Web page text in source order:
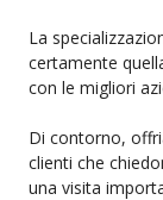
La
certamente
con le migliori
Di contorno,
clienti che
una visita